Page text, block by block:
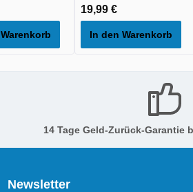
19,99 €
In den Warenkorb
14 Tage Geld-Zurück-Garantie
Newsletter